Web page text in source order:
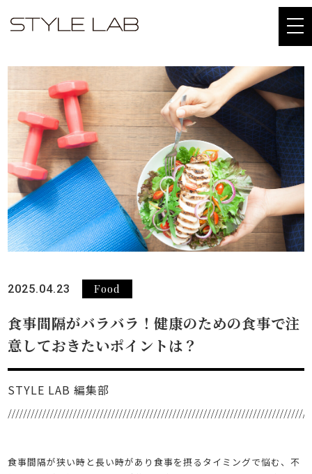
2025.04.23 Food
食事間隔がバラバラ！健康のための食事で注
意しておきたいポイントは？
STYLE LAB 編集部
食事間隔が狭い時と長い時があり食事を摂るタイミングで悩む、不